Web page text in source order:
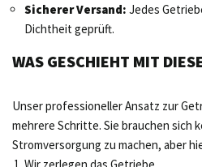
Sicherer Versand: Jedes
Dichtheit geprüft.
WAS GESCHIEHT MIT
Unser professioneller Ansatz zur
mehrere Schritte. Sie brauchen sich
Stromversorgung zu machen, aber
Wir zerlegen das Getriebe.